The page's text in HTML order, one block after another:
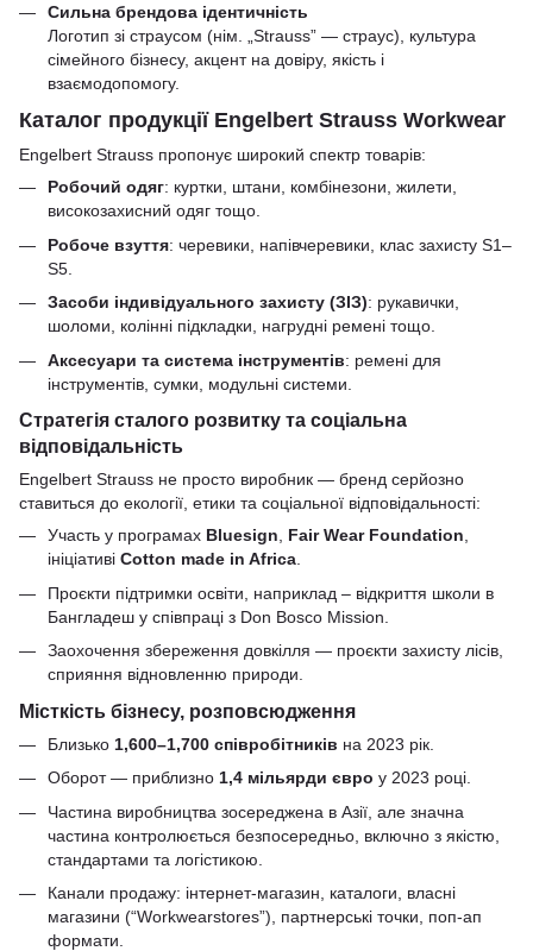
Сильна брендова ідентичність
Логотип зі страусом (нім. „Strauss” — страус), культура
сімейного бізнесу, акцент на довіру, якість і
взаємодопомогу.
Каталог продукції Engelbert Strauss Workwear
Engelbert Strauss пропонує широкий спектр товарів:
Робочий одяг: куртки, штани, комбінезони, жилети,
високозахисний одяг тощо.
Робоче взуття: черевики, напівчеревики, клас захисту S1–
S5.
Засоби індивідуального захисту (ЗІЗ): рукавички,
шоломи, колінні підкладки, нагрудні ремені тощо.
Аксесуари та система інструментів: ремені для
інструментів, сумки, модульні системи.
Стратегія сталого розвитку та соціальна
відповідальність
Engelbert Strauss не просто виробник — бренд серйозно
ставиться до екології, етики та соціальної відповідальності:
Участь у програмах Bluesign, Fair Wear Foundation,
ініціативі Cotton made in Africa.
Проєкти підтримки освіти, наприклад – відкриття школи в
Бангладеш у співпраці з Don Bosco Mission.
Заохочення збереження довкілля — проєкти захисту лісів,
сприяння відновленню природи.
Місткість бізнесу, розповсюдження
Близько 1,600–1,700 співробітників на 2023 рік.
Оборот — приблизно 1,4 мільярди євро у 2023 році.
Частина виробництва зосереджена в Азії, але значна
частина контролюється безпосередньо, включно з якістю,
стандартами та логістикою.
Канали продажу: інтернет-магазин, каталоги, власні
магазини (“Workwearstores”), партнерські точки, поп-ап
формати.